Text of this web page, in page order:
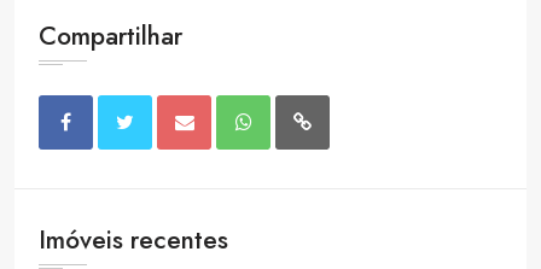
Compartilhar
Imóveis recentes